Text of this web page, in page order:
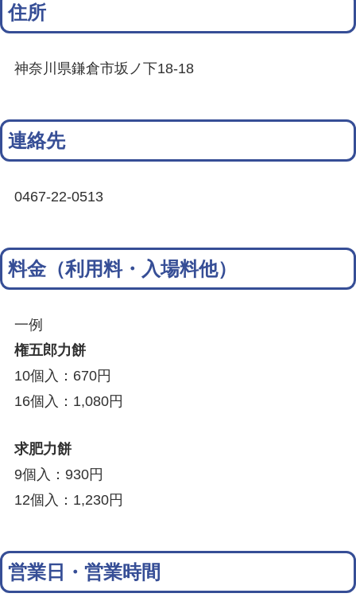
住所
神奈川県鎌倉市坂ノ下18-18
連絡先
0467-22-0513
料金（利用料・入場料他）
一例
権五郎力餅
10個入：670円
16個入：1,080円
求肥力餅
9個入：930円
12個入：1,230円
営業日・営業時間